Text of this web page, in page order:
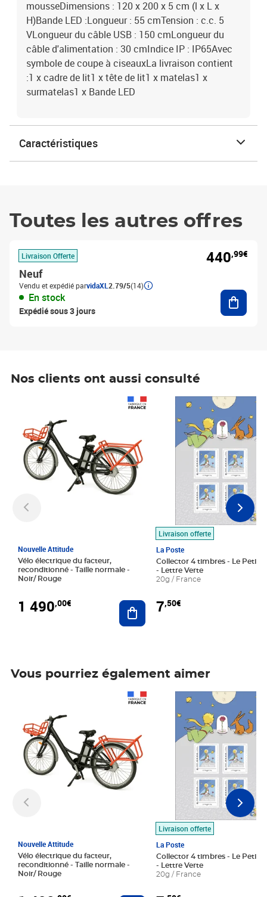
mousseDimensions : 120 x 200 x 5 cm (l x L x
H)Bande LED :Longueur : 55 cmTension : c.c. 5
VLongueur du câble USB : 150 cmLongueur du
câble d'alimentation : 30 cmIndice IP : IP65Avec
symbole de coupe à ciseauxLa livraison contient
:1 x cadre de lit1 x tête de lit1 x matelas1 x
surmatelas1 x Bande LED
Caractéristiques
Toutes les autres offres
Livraison Offerte
Neuf
Vendu et expédié parvidaXL 2.79/5(14)
En stock
Expédié sous 3 jours
440,99€
Nos clients ont aussi consulté
Nouvelle Attitude
Vélo électrique du facteur,
reconditionné - Taille normale -
Noir/ Rouge
1 490,00€ Ajouter au panier
Livraison offerte
La Poste
Collector 4 timbres - Le Petit
- Lettre Verte
20g / France
7,50€
Prix 7,50€
Vous pourriez également aimer
Nouvelle Attitude
Vélo électrique du facteur,
reconditionné - Taille normale -
Noir/ Rouge
Livraison offerte
La Poste
Collector 4 timbres - Le Petit
- Lettre Verte
20g / France
Prix 7,50€